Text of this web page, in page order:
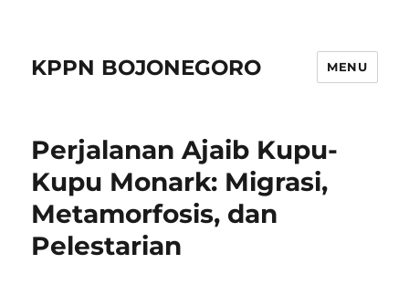
KPPN BOJONEGORO MENU
Perjalanan Ajaib Kupu-
Kupu Monark: Migrasi,
Metamorfosis, dan
Pelestarian